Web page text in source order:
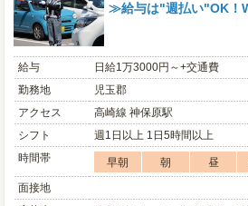
≫給与は"週払い"OK！
給与
日給1万3000円～+交通費
勤務地
児玉郡
アクセス
高崎線 神保原駅
シフト
週1日以上 1日5時間以上
時間帯
早朝 朝 昼
面接地